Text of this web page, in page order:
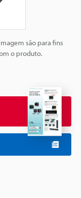
são para fins
o produto.